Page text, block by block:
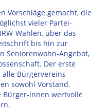
Vorschläge gemacht, die
vieler Partei-
Wahlen, über das
bis hin zur
Seniorenwohn-Angebot,
Der erste
Bürgervereins-
sowohl Vorstand,
innen wertvolle